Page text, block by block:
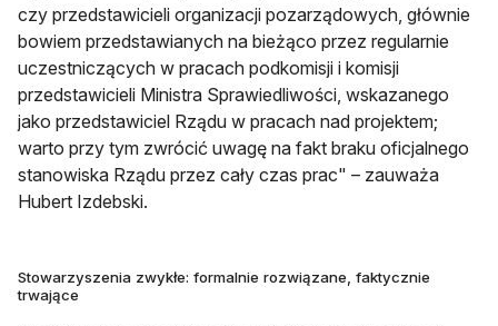
czy przedstawicieli organizacji pozarządowych, głównie
bowiem przedstawianych na bieżąco przez regularnie
uczestniczących w pracach podkomisji i komisji
przedstawicieli Ministra Sprawiedliwości, wskazanego
jako przedstawiciel Rządu w pracach nad projektem;
warto przy tym zwrócić uwagę na fakt braku oficjalnego
stanowiska Rządu przez cały czas prac" – zauważa
Hubert Izdebski.
Stowarzyszenia zwykłe: formalnie rozwiązane, faktycznie
trwające